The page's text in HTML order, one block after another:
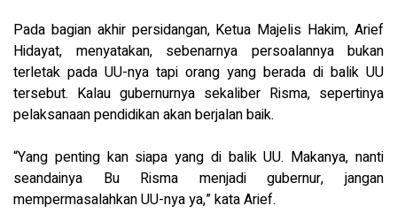
Pada bagian akhir persidangan, Ketua Majelis Hakim, Arief
Hidayat, menyatakan, sebenarnya persoalannya bukan
terletak pada UU-nya tapi orang yang berada di balik UU
tersebut. Kalau gubernurnya sekaliber Risma, sepertinya
pelaksanaan pendidikan akan berjalan baik.
“Yang penting kan siapa yang di balik UU. Makanya, nanti
seandainya Bu Risma menjadi gubernur, jangan
mempermasalahkan UU-nya ya,” kata Arief.